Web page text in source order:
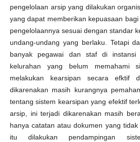
pengelolaan arsip yang dilakukan
yang dapat memberikan kepuasaan
pengelolaannya sesuai dengan standar
undang-undang yang berlaku. Tetapi
banyak pegawai dan staf di instansi
kelurahan yang belum memahami
melakukan kearsipan secara efktif
dikarenakan masih kurangnya
tentang sistem kearsipan yang efektif
arsip, ini terjadi dikarenakan masih
hanya catatan atau dokumen yang
itu dilakukan pendampingan